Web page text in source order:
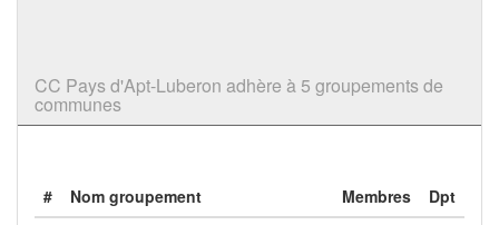
CC Pays d'Apt-Luberon adhère à 5 groupements de
communes
# Nom groupement Membres
Dpt